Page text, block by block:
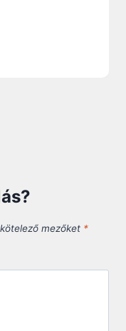
mezőket *